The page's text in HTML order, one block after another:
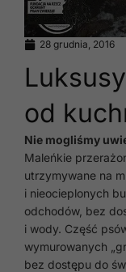
28 grudnia, 2016
od
Nie mogliśmy
Maleńkie
utrzymywane na
i nieocieplonych
odchodów, bez
i wody. Część
wymurowanych
bez dostępu do